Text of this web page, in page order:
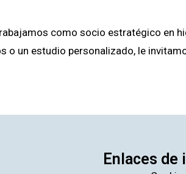
como socio estratégico en
o un estudio personalizado, le
Enlaces de